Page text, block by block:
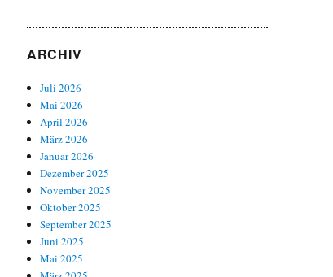
ARCHIV
Juli 2026
Mai 2026
April 2026
März 2026
Januar 2026
Dezember 2025
November 2025
Oktober 2025
September 2025
Juni 2025
Mai 2025